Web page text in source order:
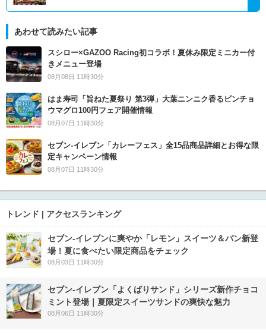
あわせて読みたい記事
スシロー×GAZOO Racing初コラボ！夏休み限定ミニカー付
きメニュー登場
08月08日 11時30分
はま寿司「旨ねた夏祭り 第3弾」大葉ニンニク香るビンチョ
ウマグロ100円フェア開催情報
08月07日 11時30分
セブン‐イレブン「カレーフェス」全15品商品詳細とお得な限
定キャンペーン情報
08月07日 11時30分
トレンド | アクセスランキング
セブン‐イレブンに爽やか「レモン」スイーツ＆パン新登
場！夏に食べたい限定商品をチェック
08月03日 11時30分
セブン‐イレブン「よくばりサンド」シリーズ新作チョコ
ミント登場｜夏限定スイーツサンドの爽快な魅力
08月06日 11時30分